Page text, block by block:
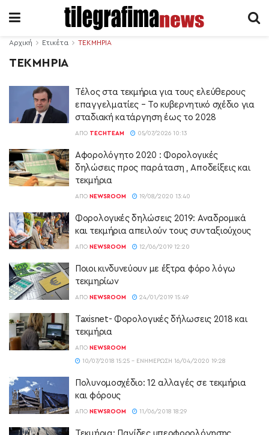
Αρχική Ετικέτα ΤΕΚΜΗΡΙΑ
ΤΕΚΜΗΡΙΑ
Τέλος στα τεκμήρια για τους ελεύθερους
επαγγελματίες – Το κυβερνητικό σχέδιο για
σταδιακή κατάργηση έως το 2028
ΑΠΌ TECHTEAM 05/07/2026 10:13
Αφορολόγητο 2020 : Φορολογικές
δηλώσεις προς παράταση , Αποδείξεις και
τεκμήρια
ΑΠΌ NEWSROOM 19/08/2020 13:40
Φορολογικές δηλώσεις 2019: Αναδρομικά
και τεκμήρια απειλούν τους συνταξιούχους
ΑΠΌ NEWSROOM 12/06/2019 12:20
Ποιοι κινδυνεύουν με έξτρα φόρο λόγω
τεκμηρίων
ΑΠΌ NEWSROOM 24/01/2019 15:49
Taxisnet- Φορολογικές δήλωσεις 2018 και
τεκμήρια
ΑΠΌ NEWSROOM
10/07/2018 15:25 - ΕΝΗΜΈΡΩΣΗ 16/04/2020 19:28
Πολυνομοσχέδιο: 12 αλλαγές σε τεκμήρια
και φόρους
ΑΠΌ NEWSROOM 11/06/2018 18:29